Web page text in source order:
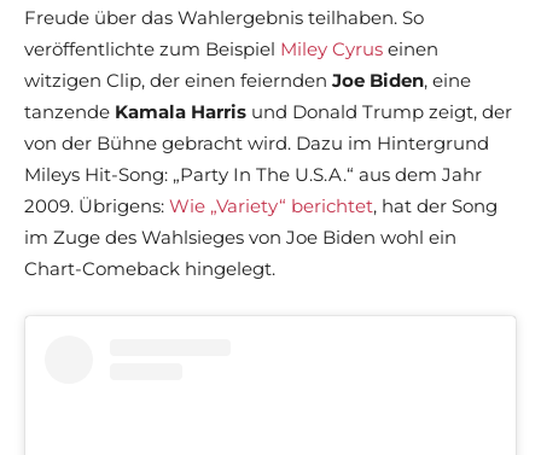
Freude über das Wahlergebnis teilhaben. So
veröffentlichte zum Beispiel Miley Cyrus einen
witzigen Clip, der einen feiernden Joe Biden, eine
tanzende Kamala Harris und Donald Trump zeigt, der
von der Bühne gebracht wird. Dazu im Hintergrund
Mileys Hit-Song: „Party In The U.S.A.“ aus dem Jahr
2009. Übrigens: Wie „Variety“ berichtet, hat der Song
im Zuge des Wahlsieges von Joe Biden wohl ein
Chart-Comeback hingelegt.